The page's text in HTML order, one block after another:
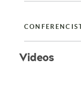
Videos